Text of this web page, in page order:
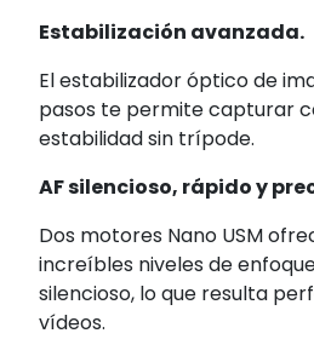
Estabilización avanzada.
El estabilizador óptico de
pasos te permite capturar
estabilidad sin trípode.
AF silencioso, rápido y
Dos motores Nano USM
increíbles niveles de
silencioso, lo que resulta
vídeos.